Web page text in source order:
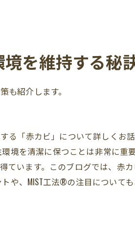
を維持する秘
紹介します。
「赤カビ」について詳しくお話
境を清潔に保つことは非常に重要
ています。このブログでは、赤
や、MIST工法®の注目について